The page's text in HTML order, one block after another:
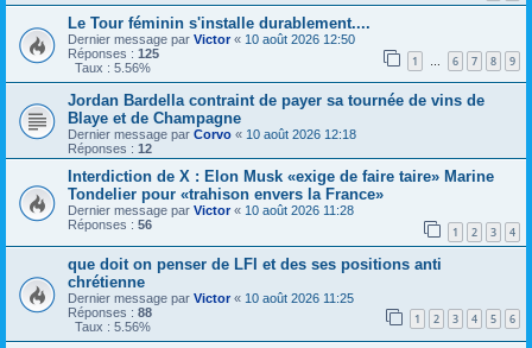
Le Tour féminin s'installe durablement....
Dernier message par Victor« 10 août 2026 12:50
Réponses : 125 1 … 6 7 8 9
Taux : 5.56%
Jordan Bardella contraint de payer sa tournée de vins de
Blaye et de Champagne
Dernier message par Corvo « 10 août 2026 12:18
Réponses : 12
Interdiction de X : Elon Musk «exige de faire taire» Marine
Tondelier pour «trahison envers la France»
Dernier message par Victor« 10 août 2026 11:28
Réponses : 56 1 2 3 4
que doit on penser de LFI et des ses positions anti
chrétienne
Dernier message par Victor « 10 août 2026 11:25
Réponses : 88 1 2 3 4 5 6
Taux : 5.56%